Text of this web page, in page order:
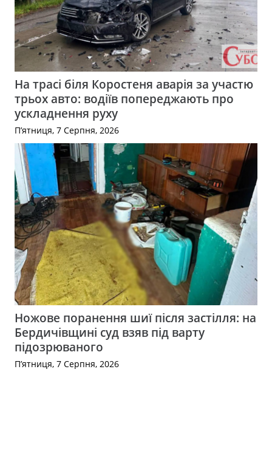
На трасі біля Коростеня аварія за участю
трьох авто: водіїв попереджають про
ускладнення руху
П’ятниця, 7 Серпня, 2026
Ножове поранення шиї після застілля: на
Бердичівщині суд взяв під варту
підозрюваного
П’ятниця, 7 Серпня, 2026